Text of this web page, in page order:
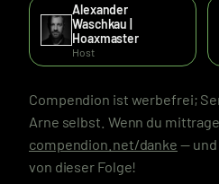
Alexander
Waschkau |
Hoaxmaster
Host
Compendion ist werbefrei;
Arne selbst. Wenn du
compendion.net/danke — und
von dieser Folge!